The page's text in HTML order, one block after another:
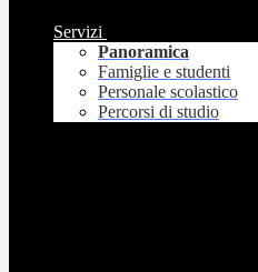
Servizi
Panoramica
Famiglie e studenti
Personale scolastico
Percorsi di studio